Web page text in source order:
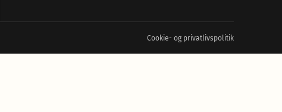
Cookie- og privatlivspolitik